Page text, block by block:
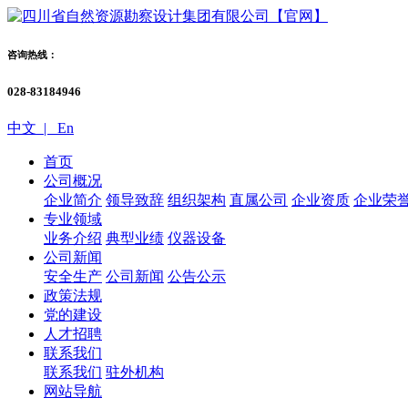
咨询热线：
028-83184946
中文 | En
首页
公司概况
企业简介 领导致辞 组织架构 直属公司 企业资质 企业荣
专业领域
业务介绍 典型业绩 仪器设备
公司新闻
安全生产 公司新闻 公告公示
政策法规
党的建设
人才招聘
联系我们
联系我们 驻外机构
网站导航